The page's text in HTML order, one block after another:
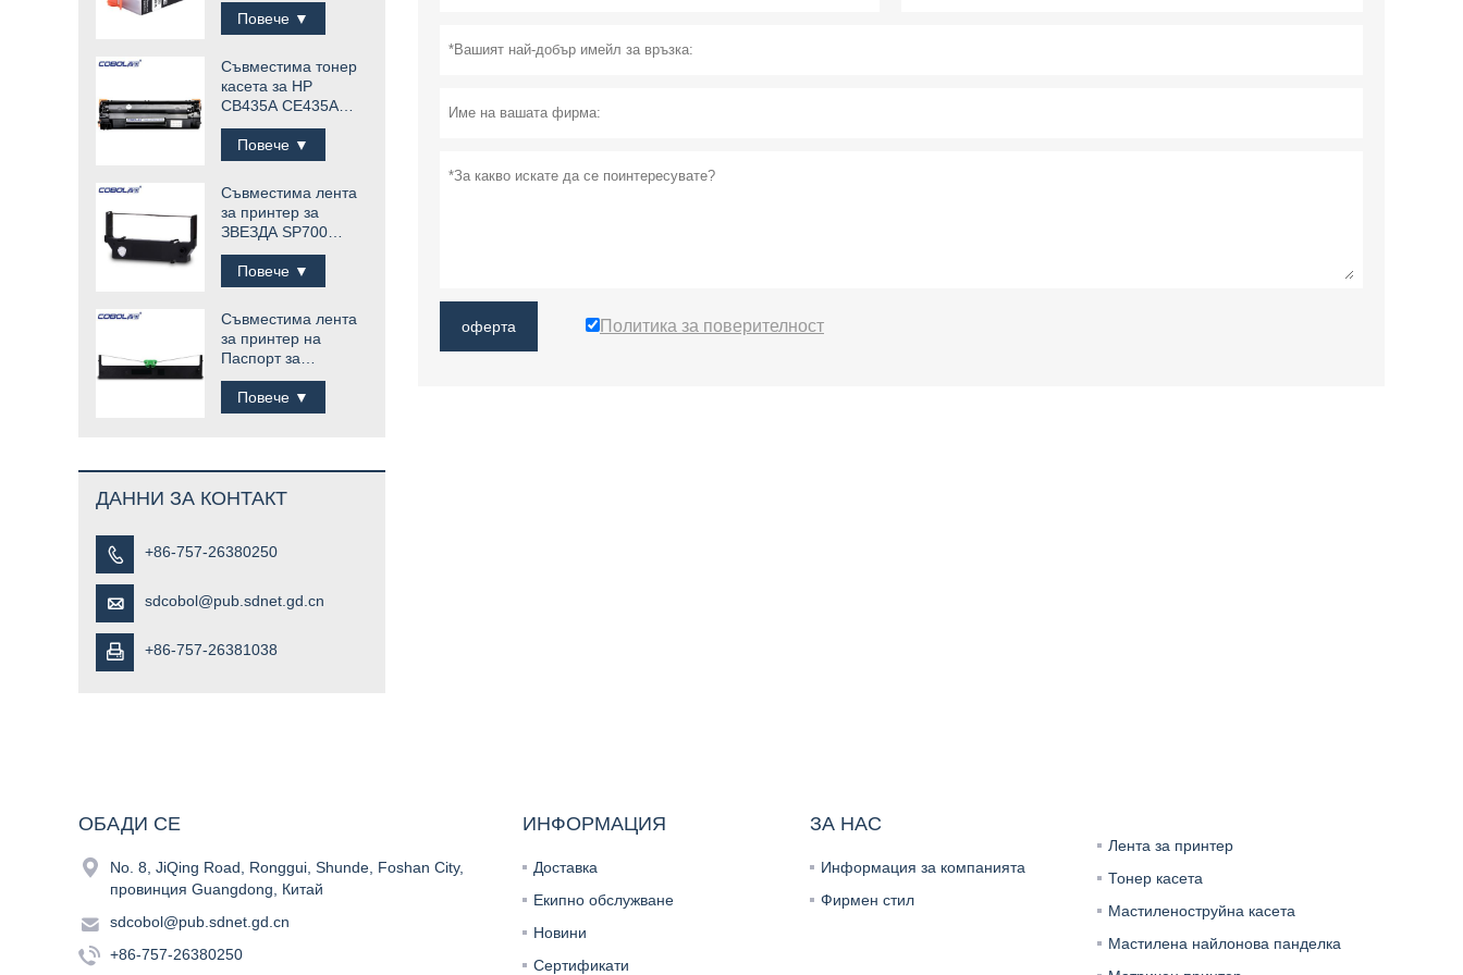
оферта Политика за поверителност
Повече ▼
Съвместима тонер
касета за HP
CB435A CE435A
35A
Повече ▼
Съвместима лента
за принтер за
ЗВЕЗДА SP700
RC700B
Повече ▼
Съвместима лента
за принтер на
Паспорт за
Compuprint SP40
плюс SP40 +
Повече ▼
ДАННИ ЗА КОНТАКТ
 +86-757-26380250
 sdcobol@pub.sdnet.gd.cn
 +86-757-26381038
ОБАДИ СЕ

No. 8, JiQing Road, Ronggui, Shunde, Foshan City,
провинция Guangdong, Китай
 sdcobol@pub.sdnet.gd.cn
 +86-757-26380250
ИНФОРМАЦИЯ
Доставка
Екипно обслужване
Новини
Сертификати
ЗА НАС
Информация за компанията
Фирмен стил
Лента за принтер
Тонер касета
Мастиленоструйна касета
Мастилена найлонова панделка